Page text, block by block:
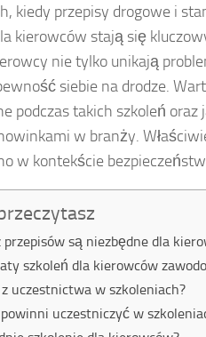
kiedy przepisy drogowe i
kierowców stają się
nie tylko unikają
siebie na drodze.
podczas takich szkoleń
w branży.
w kontekście
przepisów są niezbędne dla
szkoleń dla kierowców
uczestnictwa w szkoleniach?
uczestniczyć w